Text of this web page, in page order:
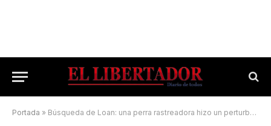
Portada » Búsqueda de Loan: una perra rastreadora hizo un perturbador hallazgo